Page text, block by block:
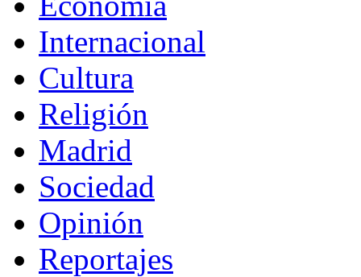
Internacional
Cultura
Religión
Madrid
Sociedad
Opinión
Reportajes